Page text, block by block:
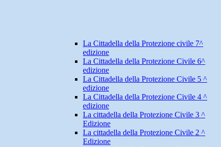
La Cittadella della Protezione civile 7^
edizione
La Cittadella della Protezione Civile 6^
edizione
La Cittadella della Protezione Civile 5 ^
edizione
La Cittadella della Protezione Civile 4 ^
edizione
La cittadella della Protezione Civile 3 ^
Edizione
La cittadella della Protezione Civile 2 ^
Edizione